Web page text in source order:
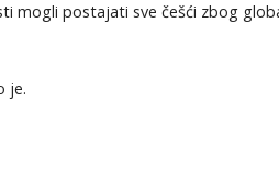
mogli postajati sve češći zbog
je.